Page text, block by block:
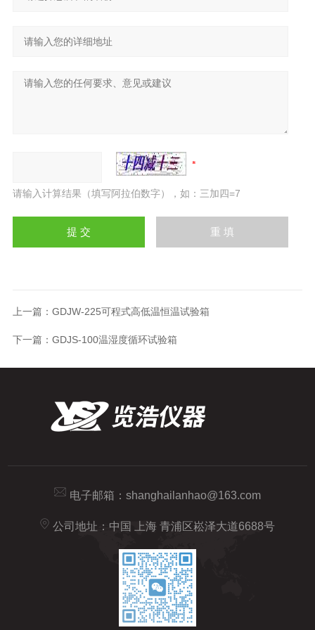
请输入计算结果（填写阿拉伯数字），如：三加四=7
上一篇： GDJW-225可程式高低温恒温试验箱
下一篇： GDJS-100温湿度循环试验箱
电子邮箱： shanghailanhao@163.com
公司地址：中国 上海 青浦区崧泽大道6688号